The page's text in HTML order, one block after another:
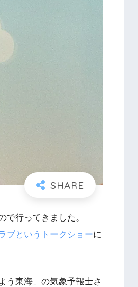
行ってきました。
ブというトークショーに
う東海」の気象予報士さ